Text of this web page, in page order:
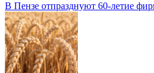
В Пензе отпразднуют 60-летие